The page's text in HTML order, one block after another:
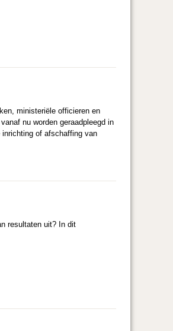
ministeriële officieren en
nu worden geraadpleegd in
of afschaffing van
resultaten uit? In dit